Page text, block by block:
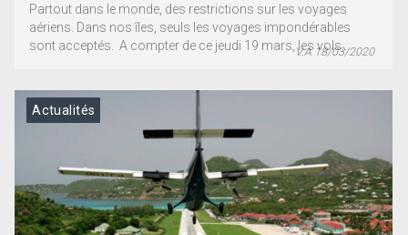
Partout dans le monde, des restrictions sur les voyages
aériens. Dans nos îles, seuls les voyages impondérables
sont acceptés. A compter de ce jeudi 19 mars, les vols...
V.A 18/03/2020
Actualités